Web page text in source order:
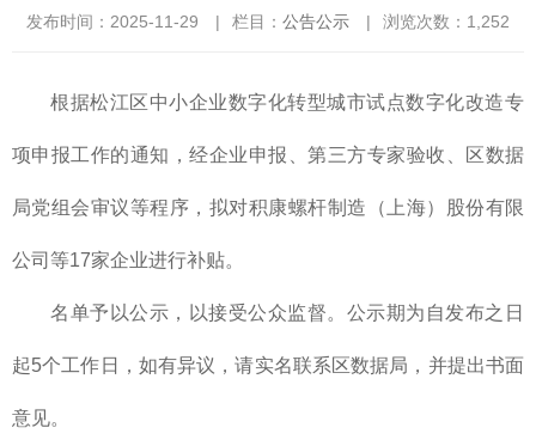
发布时间：2025-11-29 | 栏目： 公告公示 | 浏览次数： 1,252
根据松江区中小企业数字化转型城市试点数字化改造专
项申报工作的通知，经企业申报、第三方专家验收、区数据
局党组会审议等程序，拟对积康螺杆制造（上海）股份有限
公司等17家企业进行补贴。
名单予以公示，以接受公众监督。公示期为自发布之日
起5个工作日，如有异议，请实名联系区数据局，并提出书面
意见。